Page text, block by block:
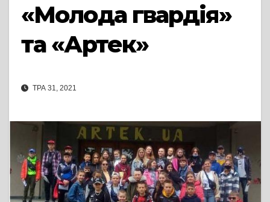
«Молода гвардія»
та «Артек»
ТРА 31, 2021